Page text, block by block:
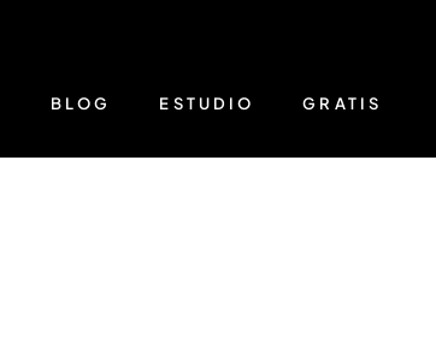
BLOG ESTUDIO GRATIS